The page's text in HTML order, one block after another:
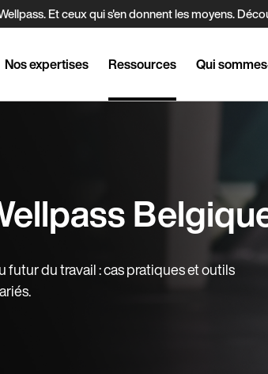
Et ceux qui s'en donnent les moyens.
Nos expertises Ressources Qui
futur du travail : cas pratiques et outils